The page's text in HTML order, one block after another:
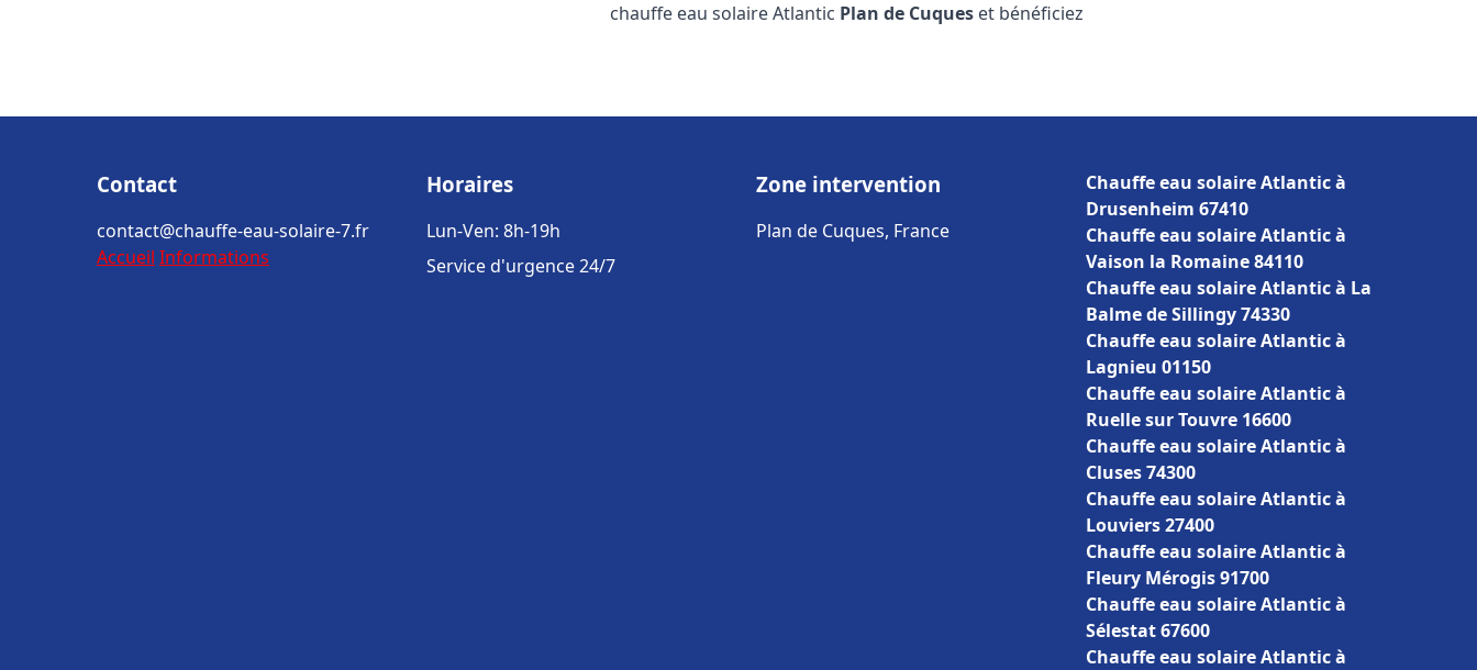
chauffe eau solaire Atlantic Plan de Cuques et bénéficiez
Contact
contact@chauffe-eau-solaire-7.fr
Accueil Informations
Horaires
Lun-Ven: 8h-19h
Service d'urgence 24/7
Zone intervention
Plan de Cuques, France
Chauffe eau solaire Atlantic à
Drusenheim 67410
Chauffe eau solaire Atlantic à
Vaison la Romaine 84110
Chauffe eau solaire Atlantic à La
Balme de Sillingy 74330
Chauffe eau solaire Atlantic à
Lagnieu 01150
Chauffe eau solaire Atlantic à
Ruelle sur Touvre 16600
Chauffe eau solaire Atlantic à
Cluses 74300
Chauffe eau solaire Atlantic à
Louviers 27400
Chauffe eau solaire Atlantic à
Fleury Mérogis 91700
Chauffe eau solaire Atlantic à
Sélestat 67600
Chauffe eau solaire Atlantic à